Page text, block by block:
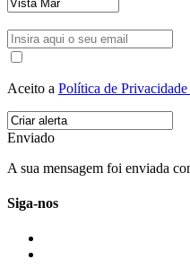
Aceito a Política de
Enviado
A sua mensagem foi enviada
Siga-nos